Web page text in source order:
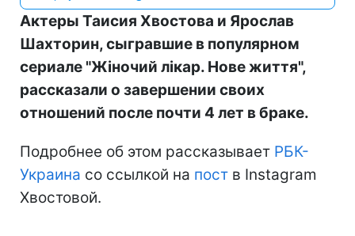
Актеры Таисия Хвостова и Ярослав
Шахторин, сыгравшие в популярном
сериале "Жіночий лікар. Нове життя",
рассказали о завершении своих
отношений после почти 4 лет в браке.
Подробнее об этом рассказывает РБК-
Украина со ссылкой на пост в Instagram
Хвостовой.